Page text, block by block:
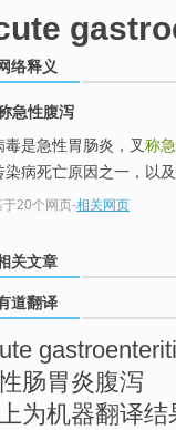
络释义
急性腹泻
毒是急性胃肠炎，叉称
染病死亡原因之一，以
于20个网页-相关网页
关文章
道翻译
肠胃炎腹泻
为机器翻译